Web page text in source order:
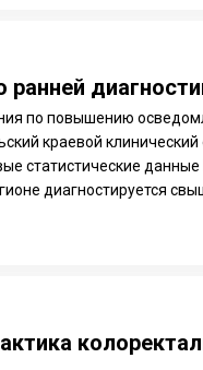
по повышению
краевой
статистические
диагностируется